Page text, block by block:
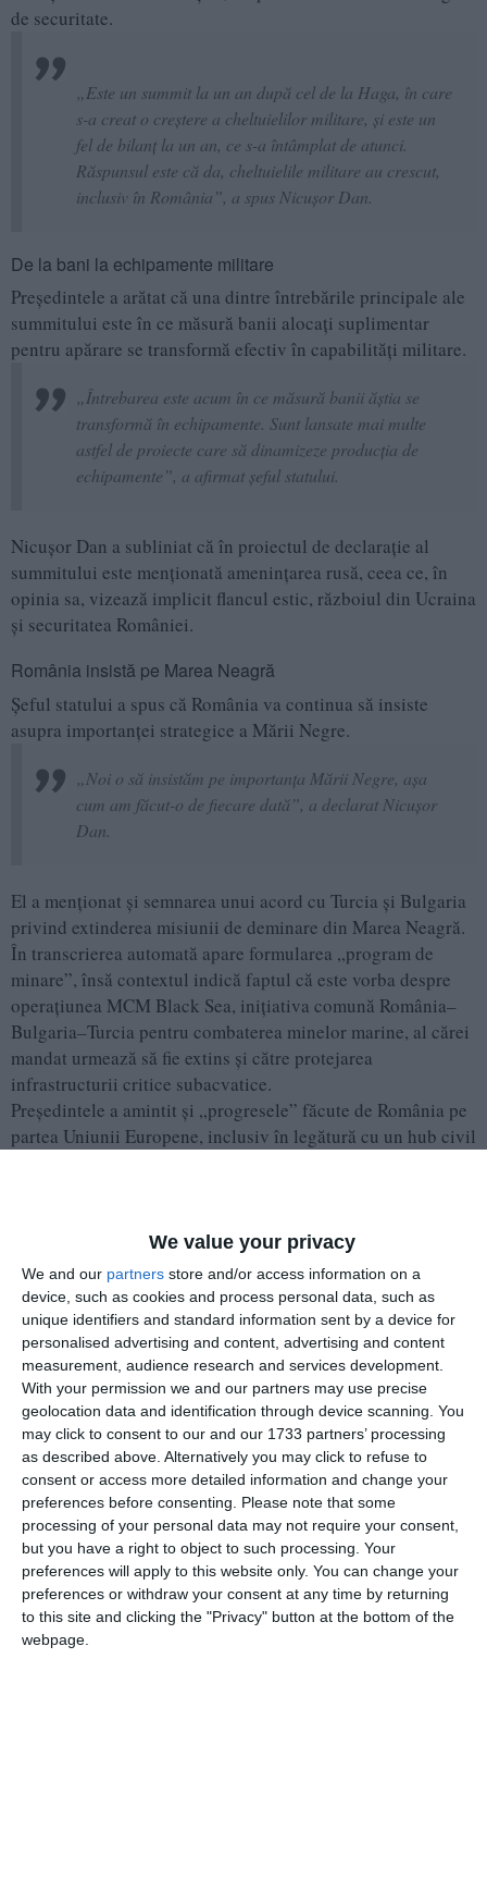
We value your privacy
We and our partners store and/or access information on a
device, such as cookies and process personal data, such as
unique identifiers and standard information sent by a device for
personalised advertising and content, advertising and content
measurement, audience research and services development.
With your permission we and our partners may use precise
geolocation data and identification through device scanning. You
may click to consent to our and our 1733 partners’ processing
as described above. Alternatively you may click to refuse to
consent or access more detailed information and change your
preferences before consenting.
Please note that some
processing of your personal data may not require your consent,
but you have a right to object to such processing. Your
preferences will apply to this website only. You can change your
preferences or withdraw your consent at any time by returning
to this site and clicking the "Privacy" button at the bottom of the
webpage.
de securitate.
„Este un summit la un an după cel de la Haga, în care
s-a creat o creștere a cheltuielilor militare, și este un
fel de bilanț la un an, ce s-a întâmplat de atunci.
Răspunsul este că da, cheltuielile militare au crescut,
inclusiv în România”, a spus Nicușor Dan.
De la bani la echipamente militare
Președintele a arătat că una dintre întrebările principale ale
summitului este în ce măsură banii alocați suplimentar
pentru apărare se transformă efectiv în capabilități militare.
„Întrebarea este acum în ce măsură banii ăștia se
transformă în echipamente. Sunt lansate mai multe
astfel de proiecte care să dinamizeze producția de
echipamente”, a afirmat șeful statului.
Nicușor Dan a subliniat că în proiectul de declarație al
summitului este menționată amenințarea rusă, ceea ce, în
opinia sa, vizează implicit flancul estic, războiul din Ucraina
și securitatea României.
România insistă pe Marea Neagră
Șeful statului a spus că România va continua să insiste
asupra importanței strategice a Mării Negre.
„Noi o să insistăm pe importanța Mării Negre, așa
cum am făcut-o de fiecare dată”, a declarat Nicușor
Dan.
El a menționat și semnarea unui acord cu Turcia și Bulgaria
privind extinderea misiunii de deminare din Marea Neagră.
În transcrierea automată apare formularea „program de
minare”, însă contextul indică faptul că este vorba despre
operațiunea MCM Black Sea, inițiativa comună România–
Bulgaria–Turcia pentru combaterea minelor marine, al cărei
mandat urmează să fie extins și către protejarea
infrastructurii critice subacvatice.
Președintele a amintit și „progresele” făcute de România pe
partea Uniunii Europene, inclusiv în legătură cu un hub civil
Nicușor Dan a anunțat că România va găzdui unul dintre
sediile secundare de pe flancul estic ale noii Bănci pentru
Apărare, Securitate și Reziliență, inițiativă lansată în marja
summitului.
„Parte din aceste programe de producție de
echipamente este înființarea, și nu numai producție de
echipamente, dar și introducerea noilor tehnologii,
cercetare, dezvoltare în echipamentele militare pe care
industriile aliate le produc. Și parte din proiectele care
sunt lansate este această bancă pentru apărare, la
care noi suntem fondatori”, a spus șeful statului.
Potrivit acestuia, banca va avea sediul principal în Canada,
un sediu european în Luxemburg și două sedii secundare pe
flancul estic: unul în țările baltice și unul în România.